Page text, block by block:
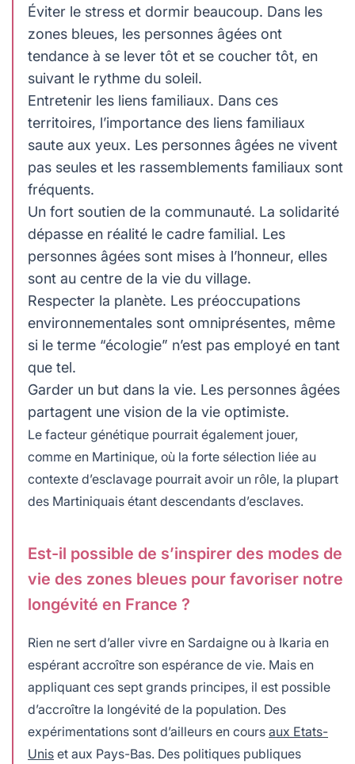
Éviter le stress et dormir beaucoup. Dans les
zones bleues, les personnes âgées ont
tendance à se lever tôt et se coucher tôt, en
suivant le rythme du soleil.
Entretenir les liens familiaux. Dans ces
territoires, l’importance des liens familiaux
saute aux yeux. Les personnes âgées ne vivent
pas seules et les rassemblements familiaux sont
fréquents.
Un fort soutien de la communauté. La solidarité
dépasse en réalité le cadre familial. Les
personnes âgées sont mises à l’honneur, elles
sont au centre de la vie du village.
Respecter la planète. Les préoccupations
environnementales sont omniprésentes, même
si le terme “écologie” n’est pas employé en tant
que tel.
Garder un but dans la vie. Les personnes âgées
partagent une vision de la vie optimiste.
Le facteur génétique pourrait également jouer,
comme en Martinique, où la forte sélection liée au
contexte d’esclavage pourrait avoir un rôle, la plupart
des Martiniquais étant descendants d’esclaves.
Est-il possible de s’inspirer des modes de
vie des zones bleues pour favoriser notre
longévité en France ?
Rien ne sert d’aller vivre en Sardaigne ou à Ikaria en
espérant accroître son espérance de vie. Mais en
appliquant ces sept grands principes, il est possible
d’accroître la longévité de la population. Des
expérimentations sont d’ailleurs en cours aux Etats-
Unis et aux Pays-Bas. Des politiques publiques